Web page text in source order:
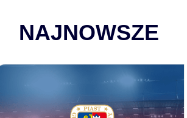
NAJNOWSZE